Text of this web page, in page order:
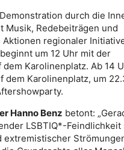
durch die
Musik, Redebeiträgen und
regionaler
um 12 Uhr mit der
dem Karolinenplatz. Ab 14
dem Karolinenplatz, um
Hanno Benz betont:
LSBTIQ*-Feindlichkeit
extremistischer